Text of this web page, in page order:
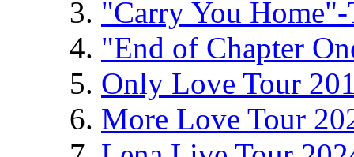
"Carry You
"End of Chapter
Only Love Tour
More Love Tour